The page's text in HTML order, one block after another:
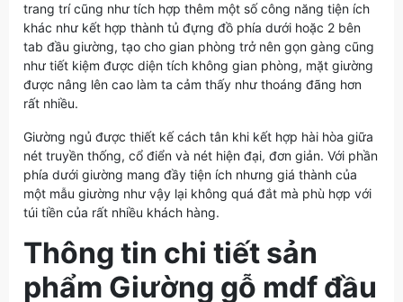
trang trí cũng như tích hợp thêm một số công năng tiện ích
khác như kết hợp thành tủ đựng đồ phía dưới hoặc 2 bên
tab đầu giường, tạo cho gian phòng trở nên gọn gàng cũng
như tiết kiệm được diện tích không gian phòng, mặt giường
được nâng lên cao làm ta cảm thấy như thoáng đãng hơn
rất nhiều.
Giường ngủ được thiết kế cách tân khi kết hợp hài hòa giữa
nét truyền thống, cổ điển và nét hiện đại, đơn giản. Với phần
phía dưới giường mang đầy tiện ích nhưng giá thành của
một mẫu giường như vậy lại không quá đắt mà phù hợp với
túi tiền của rất nhiều khách hàng.
Thông tin chi tiết sản
phẩm Giường gỗ mdf đầu